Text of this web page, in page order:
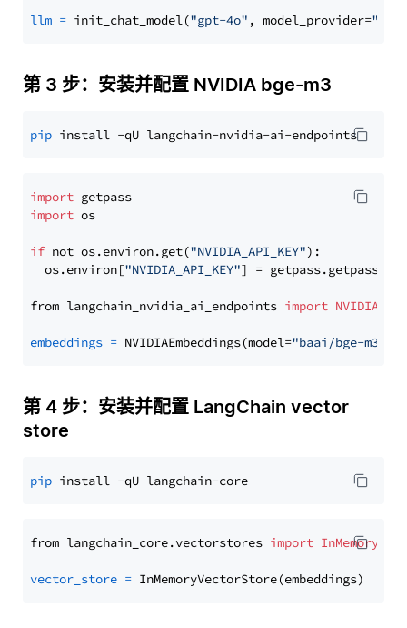
llm = init_chat_model("gpt-4o" , model_provider=
第 3 步：安装并配置 NVIDIA bge-m3
pip
import
import os
if not os.environ.get("NVIDIA_API_KEY"):
  os.environ[
"NVIDIA_API_KEY"] = getpass.getpass(
from langchain_nvidia_ai_endpoints import
embeddings = NVIDIAEmbeddings(model="baai/bge-m3"
第 4 步：安装并配置 LangChain vector
store
pip
from langchain_core.vectorstores import
vector_store =